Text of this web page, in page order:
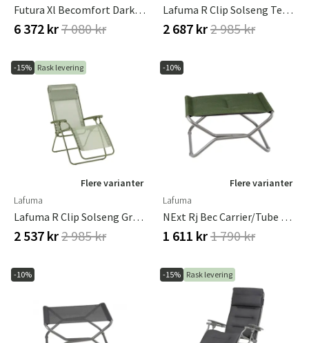
Futura Xl Becomfort Dark Grey
6 372 kr7 080 kr
Lafuma R Clip Solseng Terre Tube Titane
2 687 kr2 985 kr
-15% Rask levering
Flere varianter
Lafuma
Lafuma R Clip Solseng Grønn
2 537 kr2 985 kr
-10%
Flere varianter
Lafuma
NExt Rj Bec Carrier/Tube Steel Olive Tube Titanium
1 611 kr1 790 kr
-10% -15% Rask levering